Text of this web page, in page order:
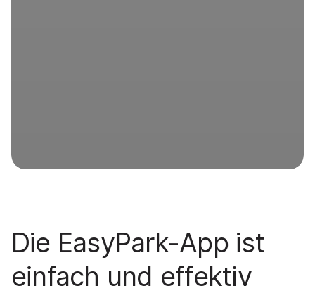
Die EasyPark-App ist
einfach und effektiv